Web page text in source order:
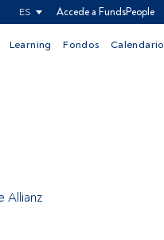
ES Accede a FundsPeople
Learning Fondos Calendario
Allianz